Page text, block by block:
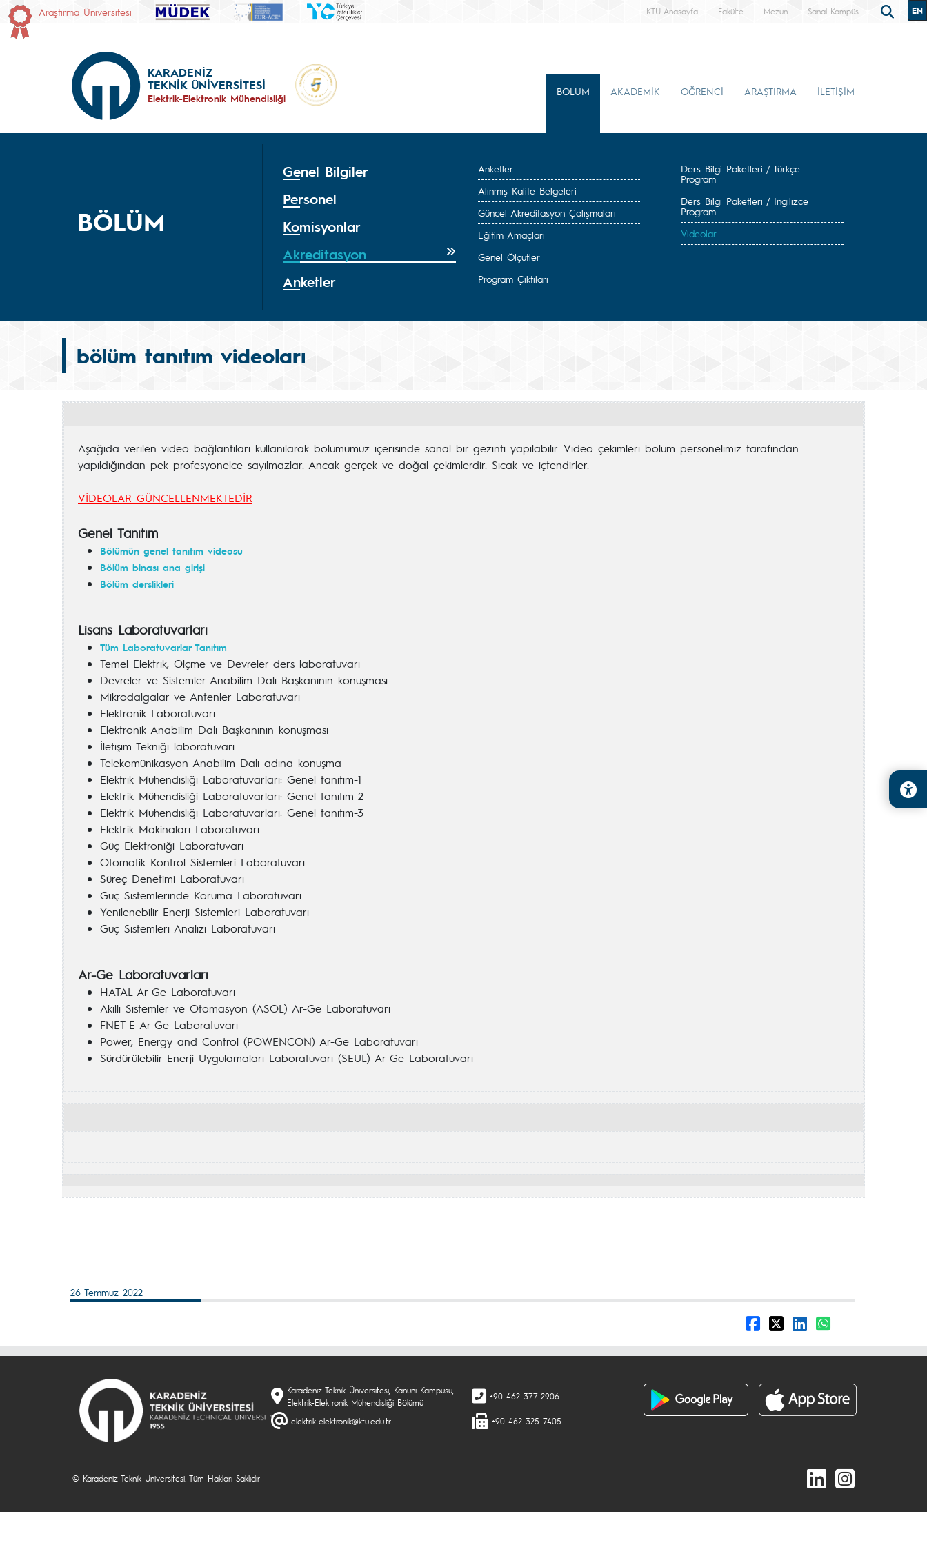
Araştırma Üniversitesi KTÜ Anasayfa Fakülte Mezun Sanal Kampüs EN
KARADENİZ
TEKNİK ÜNİVERSİTESİ
Elektrik-Elektronik Mühendisliği
BÖLÜM AKADEMİK ÖĞRENCİ ARAŞTIRMA İLETİŞİM
BÖLÜM
Genel Bilgiler
Personel
Komisyonlar
Akreditasyon
Anketler
Anketler
Alınmış Kalite Belgeleri
Güncel Akreditasyon Çalışmaları
Eğitim Amaçları
Genel Ölçütler
Program Çıktıları
Ders Bilgi Paketleri / Türkçe
Program
Ders Bilgi Paketleri / İngilizce
Program
Videolar
bölüm tanıtım videoları
Aşağıda verilen video bağlantıları kullanılarak bölümümüz içerisinde sanal bir gezinti yapılabilir. Video çekimleri bölüm personelimiz tarafından
yapıldığından pek profesyonelce sayılmazlar. Ancak gerçek ve doğal çekimlerdir. Sıcak ve içtendirler.
VİDEOLAR GÜNCELLENMEKTEDİR
Genel Tanıtım
Bölümün genel tanıtım videosu
Bölüm binası ana girişi
Bölüm derslikleri
Lisans Laboratuvarları
Tüm Laboratuvarlar Tanıtım
Temel Elektrik, Ölçme ve Devreler ders laboratuvarı
Devreler ve Sistemler Anabilim Dalı Başkanının konuşması
Mikrodalgalar ve Antenler Laboratuvarı
Elektronik Laboratuvarı
Elektronik Anabilim Dalı Başkanının konuşması
İletişim Tekniği laboratuvarı
Telekomünikasyon Anabilim Dalı adına konuşma
Elektrik Mühendisliği Laboratuvarları: Genel tanıtım-1
Elektrik Mühendisliği Laboratuvarları: Genel tanıtım-2
Elektrik Mühendisliği Laboratuvarları: Genel tanıtım-3
Elektrik Makinaları Laboratuvarı
Güç Elektroniği Laboratuvarı
Otomatik Kontrol Sistemleri Laboratuvarı
Süreç Denetimi Laboratuvarı
Güç Sistemlerinde Koruma Laboratuvarı
Yenilenebilir Enerji Sistemleri Laboratuvarı
Güç Sistemleri Analizi Laboratuvarı
Ar-Ge Laboratuvarları
HATAL Ar-Ge Laboratuvarı
Akıllı Sistemler ve Otomasyon (ASOL) Ar-Ge Laboratuvarı
FNET-E Ar-Ge Laboratuvarı
Power, Energy and Control (POWENCON) Ar-Ge Laboratuvarı
Sürdürülebilir Enerji Uygulamaları Laboratuvarı (SEUL) Ar-Ge Laboratuvarı
26 Temmuz 2022
Karadeniz Teknik Üniversitesi, Kanuni Kampüsü,
Elektrik-Elektronik Mühendisliği Bölümü
elektrik-elektronik@ktu.edu.tr
+90 462 377 2906
+90 462 325 7405
© Karadeniz Teknik Üniversitesi. Tüm Hakları Saklıdır